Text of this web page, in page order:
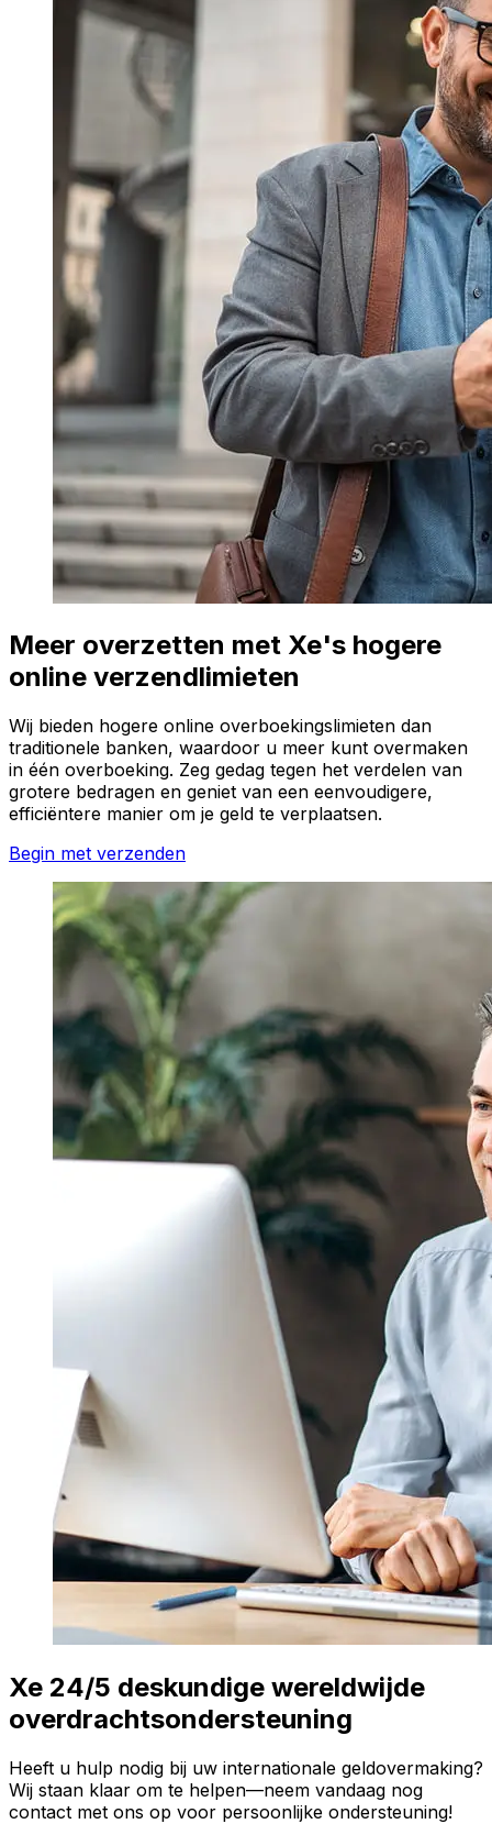
Meer overzetten met Xe's hogere
online verzendlimieten
Wij bieden hogere online overboekingslimieten dan
traditionele banken, waardoor u meer kunt overmaken
in één overboeking. Zeg gedag tegen het verdelen van
grotere bedragen en geniet van een eenvoudigere,
efficiëntere manier om je geld te verplaatsen.
Begin met verzenden
Xe 24/5 deskundige wereldwijde
overdrachtsondersteuning
Heeft u hulp nodig bij uw internationale geldovermaking?
Wij staan klaar om te helpen—neem vandaag nog
contact met ons op voor persoonlijke ondersteuning!